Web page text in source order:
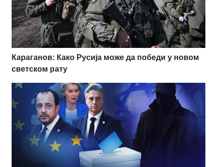
Караганов: Како Русија може да победи у новом
светском рату